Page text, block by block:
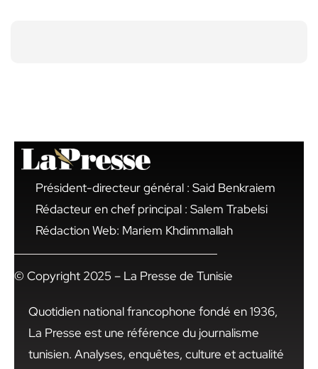
Président-directeur général : Said Benkraiem
Rédacteur en chef principal : Salem Trabelsi
Rédaction Web: Mariem Khdimmallah
© Copyright 2025 – La Presse de Tunisie
Quotidien national francophone fondé en 1936,
La Presse est une référence du journalisme
tunisien. Analyses, enquêtes, culture et actualité